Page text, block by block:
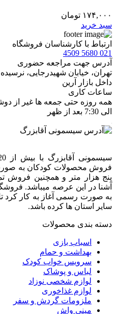
۱۷۴,۰۰۰ تومان
سبد خرید
ارتباط با کارشناسان فروشگاه
021 5680 4509
آدرس جهت مراجعه حضوری
تهران، خيابان شهيدرجايى،
داخل بازار آرین
ساعات کاری
الی 7:30 بعد از ظهر
فروش محصولات کودکان به
پنج هزار متر و همچنین فروش
به صورت رسمی آغاز به کار کرد
سایر استان ها کرده باشد.
دسته بندی محصولات
اسباب بازی
بهداشت و حمام
سرویس خواب کودک
لباس و پوشاک
لوازم شخصی نوزاد
لوازم غذاخوری
ملزومات گردش و سفر
مینی واش